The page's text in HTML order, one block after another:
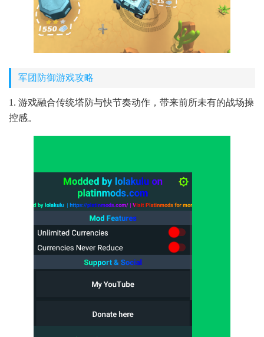
军团防御游戏攻略
1. 游戏融合传统塔防与快节奏动作，带来前所未有的战场操
控感。